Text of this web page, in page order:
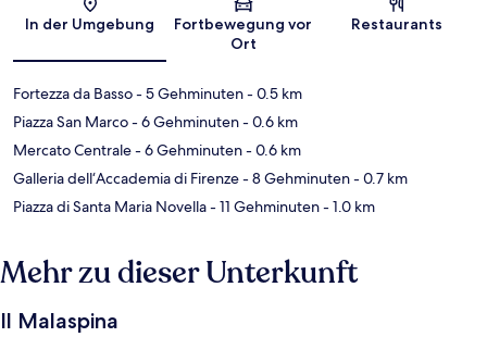
Karte
In der Umgebung
Fortbewegung vor
Ort
Restaurants
Fortezza da Basso- 5 Gehminuten- 0.5 km
Piazza San Marco- 6 Gehminuten- 0.6 km
Mercato Centrale- 6 Gehminuten- 0.6 km
Galleria dell‘Accademia di Firenze- 8 Gehminuten- 0.7 km
Piazza di Santa Maria Novella- 11 Gehminuten- 1.0 km
Mehr zu dieser Unterkunft
Il Malaspina